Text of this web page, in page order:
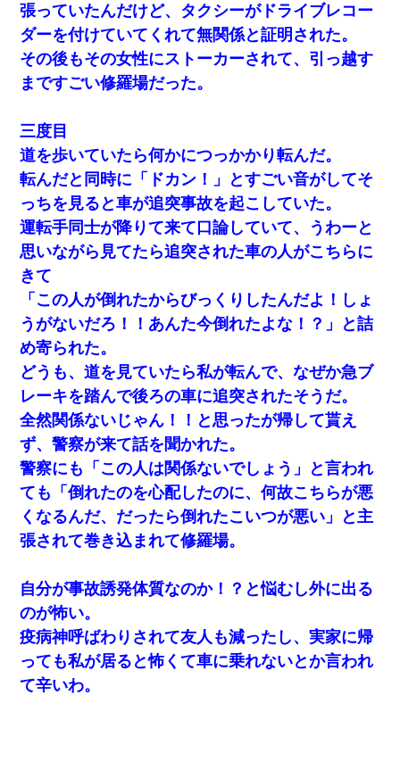
【身体で払わせて】女友達「ごめん、何も言わずにお金貸してく
ださい……」俺「いいよ！いくら？」女友達「10万円ぐら
い……」俺「ほい！10万！」→
ワイアラサー主婦、昨晩久しぶりに夫と致した結果ｗｗｗｗｗ
体中に赤い蕁麻疹みたいなのができて、皮膚科にいったら「ジベ
ル薔薇色ひこう疹」という症状だと言われた
昨日37歳のおばさんと行為したんだけどめちゃくちゃだった
中途採用のAが部長から呼び出された。Aはヘラヘラと部屋に入っ
ていき、1時間後に号泣しながら出てきて…
私『貯金貯まったし、やっと家建てられるね！』夫「実家を二世
帯住宅にした。それに貯金使った」→私『離婚しよう』夫「え
っ」私『使った貯金はあげるから』→すると…
嘘をついてフリン旅行へ出かけた嫁→翌日、嫁「ただいま～」旦
那「娘がシんだよ。何度も連絡したのに…」嫁「えっ」→なん
と・・・
【衝撃】嫁父の会社に勤続１０年、手取り１４万 → 俺「２２万も
らえる会社から誘われた。転職したい」義父「クビ！（激怒」嫁
「離婚！（激怒」
とっさに女児を捕まえたら変質者扱いされた。母親「あっち行っ
てよ！気持ち悪い！（ｼｯｼｯ」→ 後日、俺を見つけた母親がすっ飛
んできて・・・
彼女(37)の情欲がえげつない件ｗｗｗｗｗｗｗ
童貞俺、宅飲みした女友達2人を家に泊めた結果ｗｗｗｗｗｗ
妻「ずっと好きだった人と一緒になりたいから、わかれてくださ
い」→離婚後、娘と実家で生活してると…
張っていたんだけど、タクシーがドライブレコー
ダーを付けていてくれて無関係と証明された。
その後もその女性にストーカーされて、引っ越す
まですごい修羅場だった。
三度目
道を歩いていたら何かにつっかかり転んだ。
転んだと同時に「ドカン！」とすごい音がしてそ
っちを見ると車が追突事故を起こしていた。
運転手同士が降りて来て口論していて、うわーと
思いながら見てたら追突された車の人がこちらに
きて
「この人が倒れたからびっくりしたんだよ！しょ
うがないだろ！！あんた今倒れたよな！？」と詰
め寄られた。
どうも、道を見ていたら私が転んで、なぜか急ブ
レーキを踏んで後ろの車に追突されたそうだ。
全然関係ないじゃん！！と思ったが帰して貰え
ず、警察が来て話を聞かれた。
警察にも「この人は関係ないでしょう」と言われ
ても「倒れたのを心配したのに、何故こちらが悪
くなるんだ、だったら倒れたこいつが悪い」と主
張されて巻き込まれて修羅場。
自分が事故誘発体質なのか！？と悩むし外に出る
のが怖い。
疫病神呼ばわりされて友人も減ったし、実家に帰
っても私が居ると怖くて車に乗れないとか言われ
て辛いわ。